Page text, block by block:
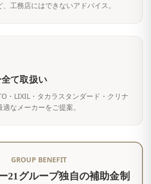
工務店にはできないアドバイス。
て取扱い
・LIXIL・タカラスタンダード・クリナ
なメーカーをご提案。
GROUP BENEFIT
21グループ独自の補助金制